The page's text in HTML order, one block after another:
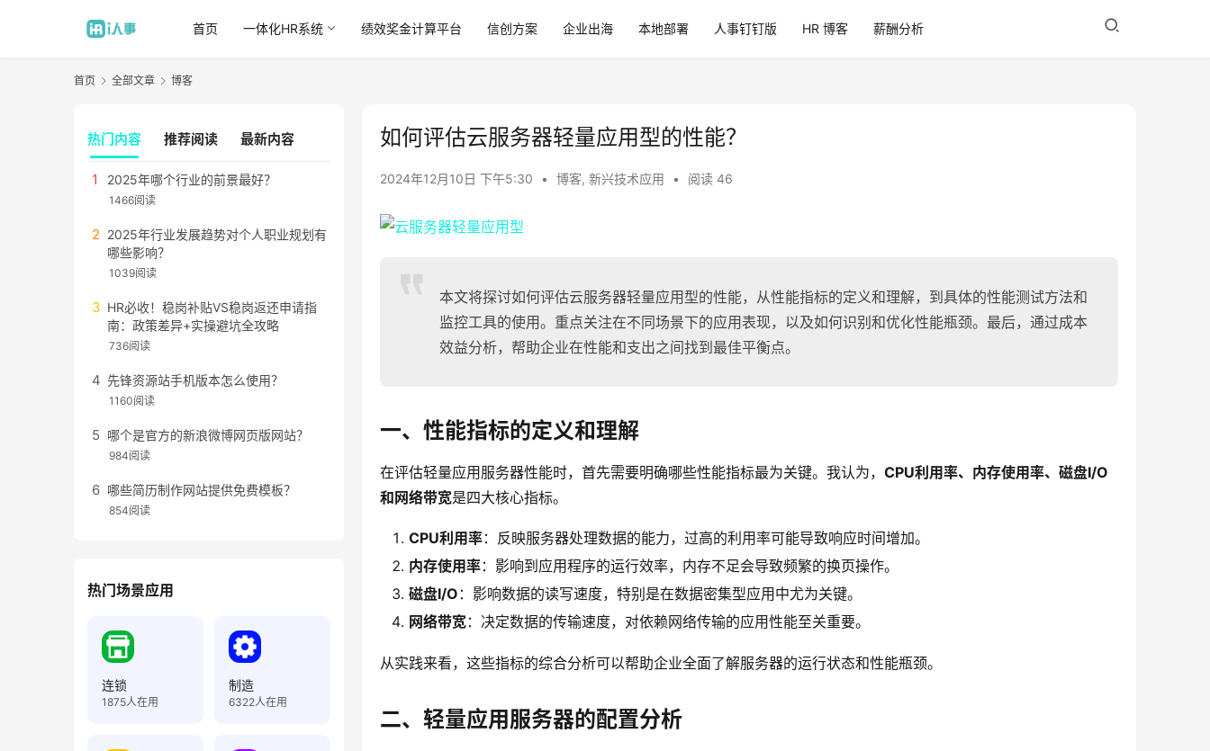
首页 一体化HR系统 绩效奖金计算平台 信创方案 企业出海 本地部署 人事钉钉版 HR 博客 薪酬分析
首页 全部文章 博客
如何评估云服务器轻量应用型的性能？
2024年12月10日 下午5:30 • 博客, 新兴技术应用 • 阅读 46
本文将探讨如何评估云服务器轻量应用型的性能，从性能指标的定义和理解，到具体的性能测试方法和
监控工具的使用。重点关注在不同场景下的应用表现，以及如何识别和优化性能瓶颈。最后，通过成本
效益分析，帮助企业在性能和支出之间找到最佳平衡点。
一、性能指标的定义和理解
在评估轻量应用服务器性能时，首先需要明确哪些性能指标最为关键。我认为， CPU利用率、内存使用率、磁盘I/O
和网络带宽是四大核心指标。
CPU利用率：反映服务器处理数据的能力，过高的利用率可能导致响应时间增加。
内存使用率：影响到应用程序的运行效率，内存不足会导致频繁的换页操作。
磁盘I/O ：影响数据的读写速度，特别是在数据密集型应用中尤为关键。
网络带宽：决定数据的传输速度，对依赖网络传输的应用性能至关重要。
从实践来看，这些指标的综合分析可以帮助企业全面了解服务器的运行状态和性能瓶颈。
二、轻量应用服务器的配置分析
热门内容 推荐阅读 最新内容
2025年哪个行业的前景最好？
1466阅读
2025年行业发展趋势对个人职业规划有
哪些影响？
1039阅读
HR必收！稳岗补贴VS稳岗返还申请指
南：政策差异+实操避坑全攻略
736阅读
先锋资源站手机版本怎么使用？
1160阅读
哪个是官方的新浪微博网页版网站？
984阅读
哪些简历制作网站提供免费模板？
854阅读
热门场景应用
连锁
1875人在用
制造
6322人在用